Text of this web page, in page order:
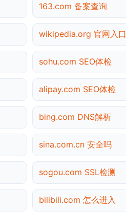
163.com 备案查询
wikipedia.org 官网入口
sohu.com SEO体检
alipay.com SEO体检
bing.com DNS解析
sina.com.cn 安全吗
sogou.com SSL检测
bilibili.com 怎么进入